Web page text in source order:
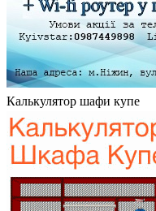
Калькулятор шафи купе